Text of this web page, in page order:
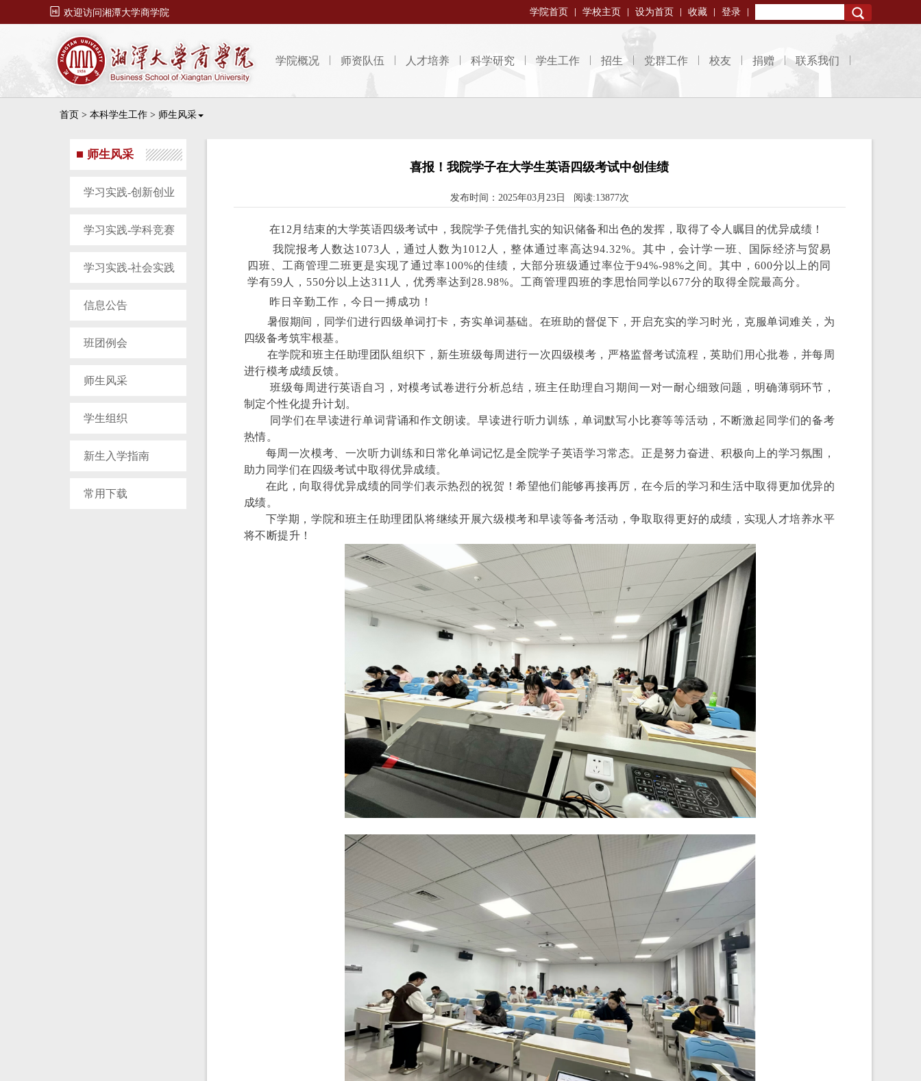
 欢迎访问湘潭大学商学院 学院首页 学校主页 设为首页 收藏 登录
学院概况 师资队伍 人才培养 科学研究 学生工作 招生 党群工作 校友 捐赠 联系我们
首页 > 本科学生工作 > 师生风采
师生风采
学习实践-创新创业
学习实践-学科竞赛
学习实践-社会实践
信息公告
班团例会
师生风采
学生组织
新生入学指南
常用下载
喜报！我院学子在大学生英语四级考试中创佳绩
发布时间：2025年03月23日 阅读:13877次
在12月结束的大学英语四级考试中，我院学子凭借扎实的知识储备和出色的发挥，取得了令人瞩目的优异成绩！
我院报考人数达1073人，通过人数为1012人，整体通过率高达94.32%。其中，会计学一班、国际经济与贸易
四班、工商管理二班更是实现了通过率100%的佳绩，大部分班级通过率位于94%-98%之间。其中，600分以上的同
学有59人，550分以上达311人，优秀率达到28.98%。工商管理四班的李思怡同学以677分的取得全院最高分。
昨日辛勤工作，今日一搏成功！
暑假期间，同学们进行四级单词打卡，夯实单词基础。在班助的督促下，开启充实的学习时光，克服单词难关，为
四级备考筑牢根基。
在学院和班主任助理团队组织下，新生班级每周进行一次四级模考，严格监督考试流程，英助们用心批卷，并每周
进行模考成绩反馈。
班级每周进行英语自习，对模考试卷进行分析总结，班主任助理自习期间一对一耐心细致问题，明确薄弱环节，
制定个性化提升计划。
同学们在早读进行单词背诵和作文朗读。早读进行听力训练，单词默写小比赛等等活动，不断激起同学们的备考
热情。
每周一次模考、一次听力训练和日常化单词记忆是全院学子英语学习常态。正是努力奋进、积极向上的学习氛围，
助力同学们在四级考试中取得优异成绩。
在此，向取得优异成绩的同学们表示热烈的祝贺！希望他们能够再接再厉，在今后的学习和生活中取得更加优异的
成绩。
下学期，学院和班主任助理团队将继续开展六级模考和早读等备考活动，争取取得更好的成绩，实现人才培养水平
将不断提升！